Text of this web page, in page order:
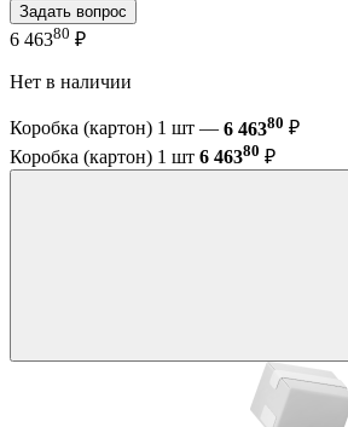
Задать вопрос
6 46380 ₽
Нет в наличии
Коробка (картон) 1 шт — 6 46380 ₽
Коробка (картон) 1 шт 6 46380 ₽